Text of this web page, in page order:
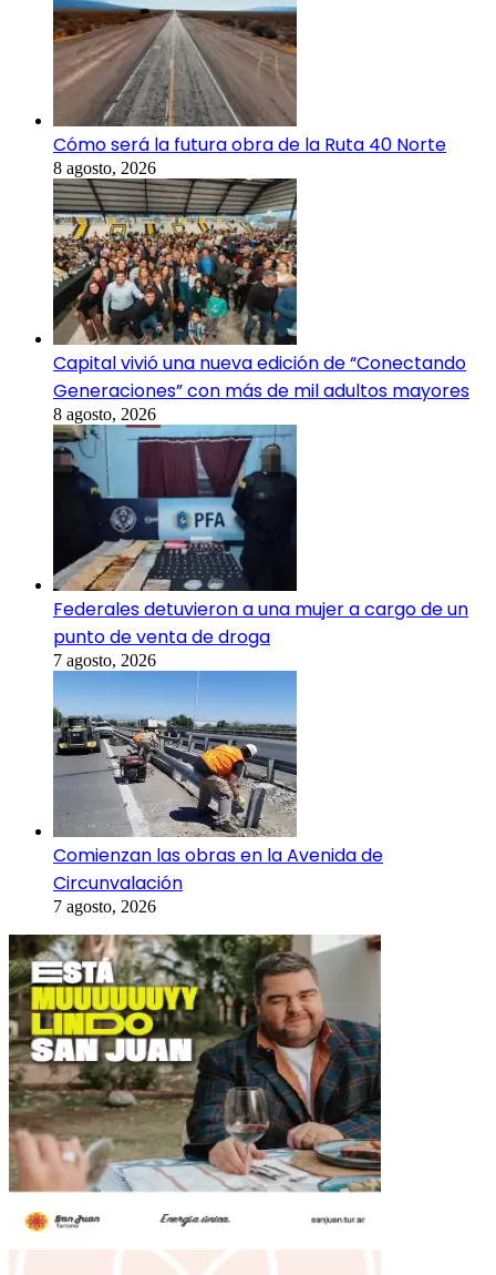
Cómo será la futura obra de la Ruta 40 Norte
8 agosto, 2026
Capital vivió una nueva edición de “Conectando
Generaciones” con más de mil adultos mayores
8 agosto, 2026
Federales detuvieron a una mujer a cargo de un
punto de venta de droga
7 agosto, 2026
Comienzan las obras en la Avenida de
Circunvalación
7 agosto, 2026